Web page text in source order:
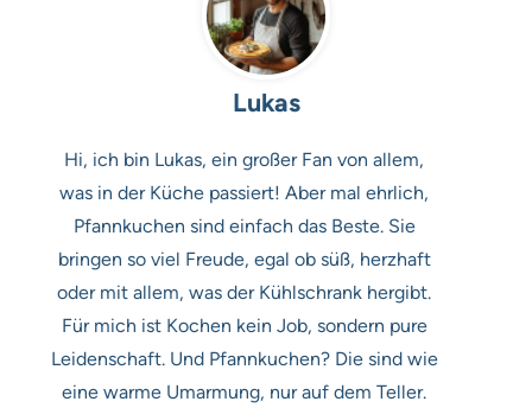
Lukas
Hi, ich bin Lukas, ein großer Fan von allem,
was in der Küche passiert! Aber mal ehrlich,
Pfannkuchen sind einfach das Beste. Sie
bringen so viel Freude, egal ob süß, herzhaft
oder mit allem, was der Kühlschrank hergibt.
Für mich ist Kochen kein Job, sondern pure
Leidenschaft. Und Pfannkuchen? Die sind wie
eine warme Umarmung, nur auf dem Teller.